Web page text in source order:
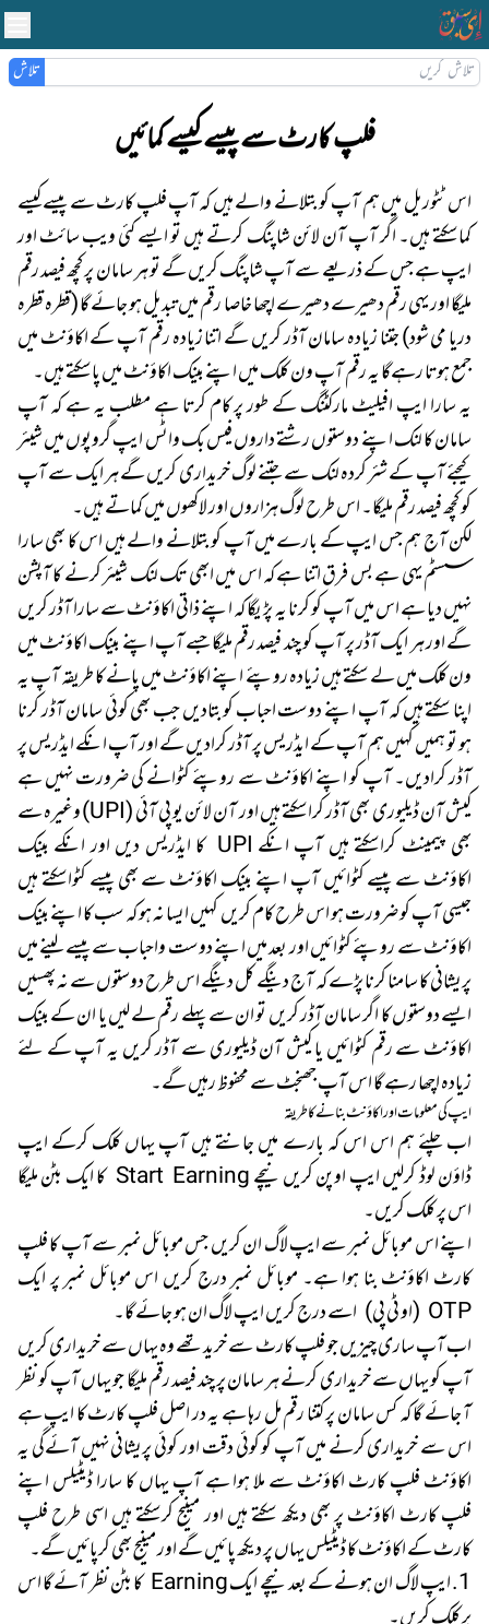
تلاش
فلپ کارٹ سے پیسے کیسے کمائیں
اس ٹٹوریل میں ہم آپ کو بتلانے والے ہیں کہ آپ فلپ کارٹ سے پیسے کیسے
کماسکتے ہیں۔ اگر آپ آن لائن شاپنگ کرتے ہیں تو ایسے کئی ویب سائٹ اور
ایپ ہے جس کے ذریعے سے آپ شاپنگ کریں گے تو ہر سامان پر کچھ فیصد رقم
ملیگا اور یہی رقم دھیرے دھیرے اچھا خاصا رقم میں تبدیل ہو جائے گا (قطرہ قطرہ
دریا می شود) جتنا زیادہ سامان آڈر کریں گے اتنا زیادہ رقم آپ کے اکاؤنٹ میں
جمع ہوتا رہےگا یہ رقم آپ ون کلک میں اپنے بینک اکاؤنٹ میں پاسکتے ہیں۔
یہ سارا ایپ افیلیٹ مارکٹنگ کے طور پر کام کرتا ہے مطلب یہ ہے کہ آپ
سامان کا لنک اپنے دوستوں رشتے داروں فیس بک واٹس ایپ گروپوں میں شیئر
کیجئے آپ کے شئر کردہ لنک سے جتنے لوگ خریداری کریں گے ہر ایک سے آپ
کو کچھ فیصد رقم ملیگا۔ اس طرح لوگ ہزاروں اور لاکھوں میں کماتے ہیں۔
لکن آج ہم جس ایپ کے بارے میں آپ کو بتلانے والے ہیں اس کا بھی سارا
سسٹم یہی ہے بس فرق اتنا ہے کہ اس میں ابھی تک لنک شیئر کرنے کا آپشن
نہیں دیا ہے اس میں آپ کو کرنا یہ پڑیگا کہ اپنے ذاتی اکاؤنٹ سے سارا آڈر کریں
گے اور ہر ایک آڈر پر آپ کو چند فیصد رقم ملیگا جسے آپ اپنے بینک اکاؤنٹ میں
ون کلک میں لے سکتے ہیں زیادہ روپئے اپنے اکاؤنٹ میں پانے کا طریقہ آپ یہ
اپنا سکتے ہیں کہ آپ اپنے دوست احباب کو بتادیں جب بھی کوئی سامان آڈر کرنا
ہو تو ہمیں کہیں ہم آپ کے ایڈریس پر آڈر کرادیں گے اور آپ انکے ایڈریس پر
آڈر کرادیں۔ آپ کو اپنے اکاؤنٹ سے روپئے کٹوانے کی ضرورت نہیں ہے
کیش آن ڈیلیوری بھی آڈر کراسکتے ہیں اور آن لائن یو پی آئی (UPI) وغیرہ سے
بھی پیمینٹ کراسکتے ہیں آپ انکے UPI کا ایڈریس دیں اور انکے بینک
اکاؤنٹ سے پیسے کٹوائیں آپ اپنے بینک اکاؤنٹ سے بھی پیسے کٹواسکتے ہیں
جیسی آپ کو ضرورت ہو اس طرح کام کریں کہیں ایسا نہ ہو کہ سب کا اپنے بینک
اکاؤنٹ سے روپئے کٹوائیں اور بعد میں اپنے دوست واحباب سے پیسے لینے میں
پریشانی کا سامنا کرنا پڑے کہ آج دینگے کل دینگے اس طرح دوستوں سے نہ پھسیں
ایسے دوستوں کا اگر سامان آڈر کریں تو ان سے پہلے رقم لے لیں یا ان کے بینک
اکاؤنٹ سے رقم کٹوائیں یا کیش آن ڈیلیوری سے آڈر کریں یہ آپ کے لئے
زیادہ اچھا رہے گا اس آپ جھنجٹ سے محفوظ رہیں گے۔
ایپ کی معلومات اور اکاؤنٹ بنانے کا طریقہ
اب چلئے ہم اس اس کہ بارے میں جانتے ہیں آپ یہاں کلک کرکے ایپ
ڈاؤن لوڈ کرلیں ایپ اوپن کریں نیچے Start Earning کا ایک بٹن ملیگا
اس پر کلک کریں۔
اپنے اس موبائل نمبر سے ایپ لاگ ان کریں جس موبائل نمبر سے آپ کا فلپ
کارٹ اکاؤنٹ بنا ہوا ہے۔ موبائل نمبر درج کریں اس موبائل نمبر پر ایک
OTP (او ٹی پی) اسے درج کریں ایپ لاگ ان ہو جائے گا۔
اب آپ ساری چیزیں جو فلپ کارٹ سے خرید تھے وہ یہاں سے خریداری کریں
آپ کو یہاں سے خریداری کرنے ہر سامان پر چند فیصد رقم ملیگا جو یہاں آپ کو نظر
آ جائے گا کہ کس سامان پر کتنا رقم مل رہا ہے یہ در اصل فلپ کارٹ کا ایپ ہے
اس سے خریداری کرنے میں آپ کو کوئی دقت اور کوئی پریشانی نہیں آئےگی یہ
اکاؤنٹ فلپ کارٹ اکاؤنٹ سے ملا ہوا ہے آپ یہاں کا سارا ڈیٹیلس اپنے
فلپ کارٹ اکاؤنٹ پر بھی دیکھ سکتے ہیں اور مینیج کرسکتے ہیں اسی طرح فلپ
کارٹ کے اکاؤنٹ کا ڈیٹیلس یہاں پر دیکھ پائیں گے اور مینیج بھی کرپائیں گے۔
1. ایپ لاگ ان ہونے کے بعد نیچے ایک Earning کا بٹن نظر آئے گا اس